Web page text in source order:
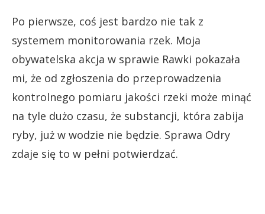
Po pierwsze, coś jest bardzo nie tak z
systemem monitorowania rzek. Moja
obywatelska akcja w sprawie Rawki pokazała
mi, że od zgłoszenia do przeprowadzenia
kontrolnego pomiaru jakości rzeki może minąć
na tyle dużo czasu, że substancji, która zabija
ryby, już w wodzie nie będzie. Sprawa Odry
zdaje się to w pełni potwierdzać.